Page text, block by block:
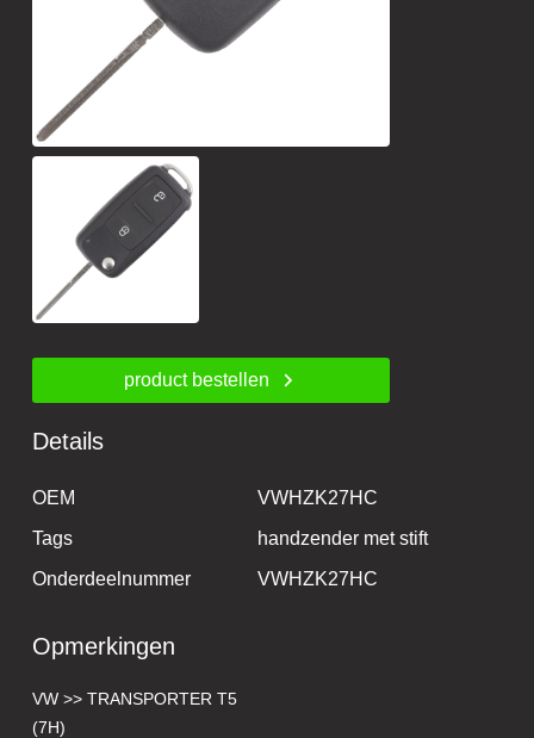
product bestellen
Details
OEM
VWHZK27HC
Tags
handzender met stift
Onderdeelnummer
VWHZK27HC
Opmerkingen
VW >> TRANSPORTER T5
(7H)